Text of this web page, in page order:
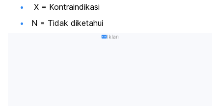
X = Kontraindikasi
N = Tidak diketahui
Iklan